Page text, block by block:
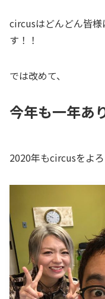
circusはどんどん皆
す！！
では改めて、
今年も一年あ
2020年もcircusをよ